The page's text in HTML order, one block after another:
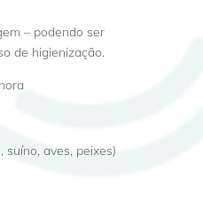
– podendo ser
de higienização.
suíno, aves, peixes)